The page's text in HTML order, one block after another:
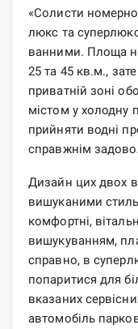
«Солисти
люкс та
ванними. Площа
25 та 45 кв.м., зате
приватній зоні
містом у холодну
прийняти водні
справжнім
Дизайн цих двох
вишуканими
комфортні,
вишукуванням,
справно, в
попаритися для
вказаних
автомобіль